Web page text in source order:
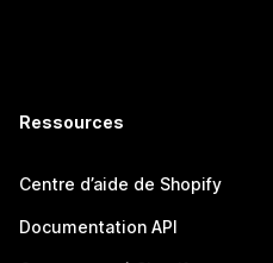
Ressources
Centre d’aide de Shopify
Documentation API